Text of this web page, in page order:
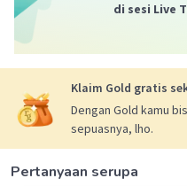
di sesi Live
Klaim Gold gratis
Dengan Gold kamu
sepuasnya, lho.
Pertanyaan serupa